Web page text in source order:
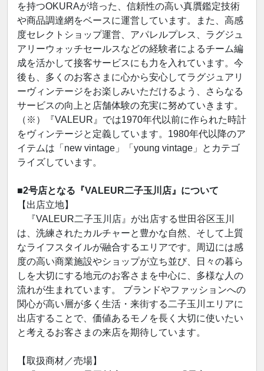
を持つOKURAが培った、信頼性の高い真贋鑑定技術
や商品調達網をベースに運営しています。また、高感
度セレクトショップ運営、アパレルプレス、ラグジュ
アリーウォッチセールスなどの経験者によるチーム編
成を活かして接客サービスにも力を入れています。今
後も、多くのお客さまに心から安心してラグジュアリ
ーヴィンテージをお楽しみいただけるよう、さらなる
サービスの向上と店舗体験の充実に努めていきます。
（※）『VALEUR』では1970年代以前に作られた時計
をヴィンテージと定義しています。1980年代以降のア
イテムは「new vintage」「young vintage」とカテゴ
ライズしています。
■2号店となる『VALEUR二子玉川店』について
【出店立地】
『VALEUR二子玉川店』が出店する世田谷区玉川
は、洗練されたカルチャーと豊かな自然、そして上質
なライフスタイルが融合するエリアです。周辺には感
度の高い商業施設やショップが立ち並び、日々の暮ら
しを大切にする地元のお客さまを中心に、多様な人の
流れが生まれています。 ブランドやファッションへの
関心が高い層が多く生活・来街する二子玉川エリアに
出店することで、価値あるモノを長く大切に使いたい
と考えるお客さまの来店を期待しています。
【取扱商材／売場】